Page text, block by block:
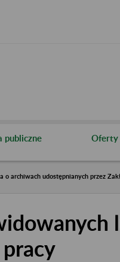
publiczne Oferty
o archiwach udostępnianych przez